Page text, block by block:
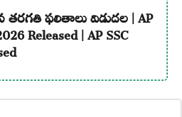
తరగతి ఫలితాలు విడుదల | AP
Released | AP SSC